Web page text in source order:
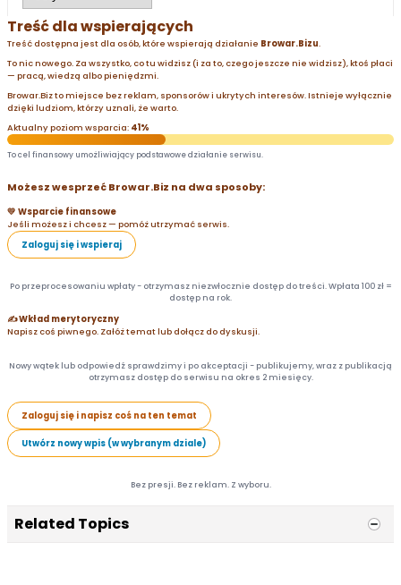
Treść dla wspierających
Treść dostępna jest dla osób, które wspierają działanie Browar.Bizu.
To nic nowego. Za wszystko, co tu widzisz (i za to, czego jeszcze nie widzisz), ktoś płaci
— pracą, wiedzą albo pieniędzmi.
Browar.Biz to miejsce bez reklam, sponsorów i ukrytych interesów. Istnieje wyłącznie
dzięki ludziom, którzy uznali, że warto.
Aktualny poziom wsparcia: 41%
To cel finansowy umożliwiający podstawowe działanie serwisu.
Możesz wesprzeć Browar.Biz na dwa sposoby:
💛 Wsparcie finansowe
Jeśli możesz i chcesz — pomóż utrzymać serwis.
Zaloguj się i wspieraj
Po przeprocesowaniu wpłaty - otrzymasz niezwłocznie dostęp do treści. Wpłata 100 zł =
dostęp na rok.
✍️ Wkład merytoryczny
Napisz coś piwnego. Załóż temat lub dołącz do dyskusji.
Nowy wątek lub odpowiedź sprawdzimy i po akceptacji - publikujemy, wraz z publikacją
otrzymasz dostęp do serwisu na okres 2 miesięcy.
Zaloguj się i napisz coś na ten temat
Utwórz nowy wpis (w wybranym dziale)
Bez presji. Bez reklam. Z wyboru.
Related Topics